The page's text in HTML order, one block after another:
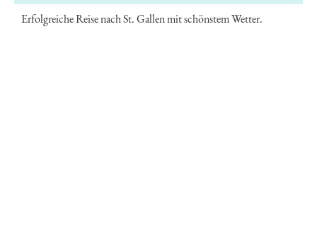
Erfolgreiche Reise nach St. Gallen mit schönstem Wetter.